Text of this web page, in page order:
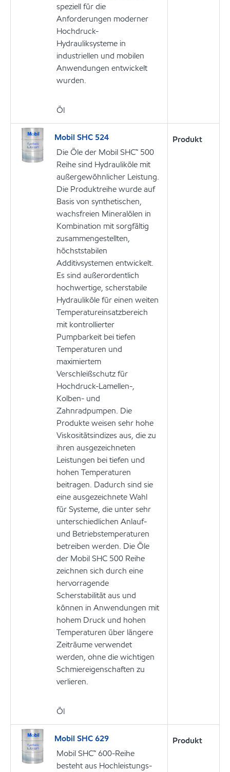
speziell für die
Anforderungen moderner
Hochdruck-
Hydrauliksysteme in
industriellen und mobilen
Anwendungen entwickelt
wurden.
Öl
Mobil SHC 524
Die Öle der Mobil SHC™ 500
Reihe sind Hydrauliköle mit
außergewöhnlicher Leistung.
Die Produktreihe wurde auf
Basis von synthetischen,
wachsfreien Mineralölen in
Kombination mit sorgfältig
zusammengestellten,
höchststabilen
Additivsystemen entwickelt.
Es sind außerordentlich
hochwertige, scherstabile
Hydrauliköle für einen weiten
Temperatureinsatzbereich
mit kontrollierter
Pumpbarkeit bei tiefen
Temperaturen und
maximiertem
Verschleißschutz für
Hochdruck-Lamellen-,
Kolben- und
Zahnradpumpen. Die
Produkte weisen sehr hohe
Viskositätsindizes aus, die zu
ihren ausgezeichneten
Leistungen bei tiefen und
hohen Temperaturen
beitragen. Dadurch sind sie
eine ausgezeichnete Wahl
für Systeme, die unter sehr
unterschiedlichen Anlauf-
und Betriebstemperaturen
betreiben werden. Die Öle
der Mobil SHC 500 Reihe
zeichnen sich durch eine
hervorragende
Scherstabilität aus und
können in Anwendungen mit
hohem Druck und hohen
Temperaturen über längere
Zeiträume verwendet
werden, ohne die wichtigen
Schmiereigenschaften zu
verlieren.
Öl
Produkt
Mobil SHC 629
Mobil SHC™ 600-Reihe
besteht aus Hochleistungs-
Produkt